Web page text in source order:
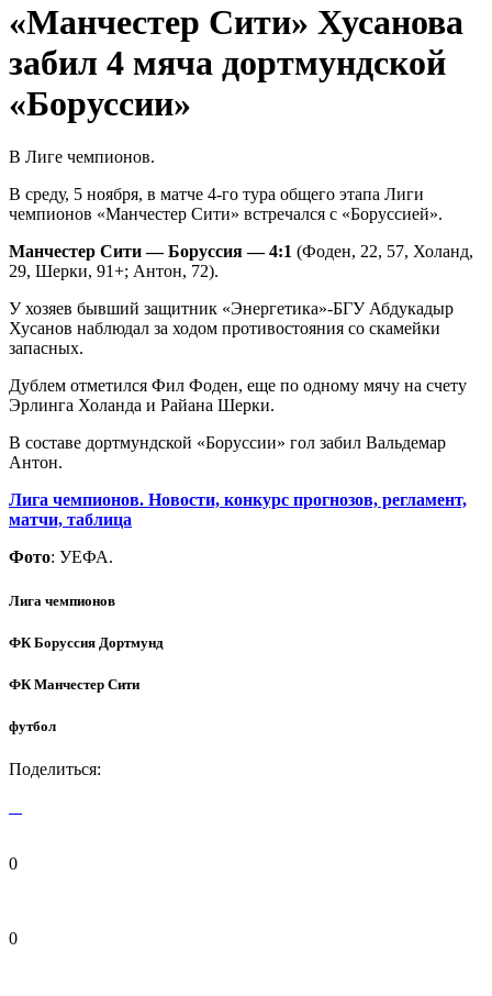
«Манчестер Сити» Хусанова
забил 4 мяча дортмундской
«Боруссии»
В Лиге чемпионов.
В среду, 5 ноября, в матче 4-го тура общего этапа Лиги
чемпионов «Манчестер Сити» встречался с «Боруссией».
Манчестер Сити — Боруссия — 4:1 (Фоден, 22, 57, Холанд,
29, Шерки, 91+; Антон, 72).
У хозяев бывший защитник «Энергетика»-БГУ Абдукадыр
Хусанов наблюдал за ходом противостояния со скамейки
запасных.
Дублем отметился Фил Фоден, еще по одному мячу на счету
Эрлинга Холанда и Райана Шерки.
В составе дортмундской «Боруссии» гол забил Вальдемар
Антон.
Лига чемпионов. Новости, конкурс прогнозов, регламент,
матчи, таблица
Фото: УЕФА.
Лига чемпионов
ФК Боруссия Дортмунд
ФК Манчестер Сити
футбол
Поделиться:
0
0